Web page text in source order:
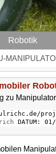
Robotik
zu
DATUM: